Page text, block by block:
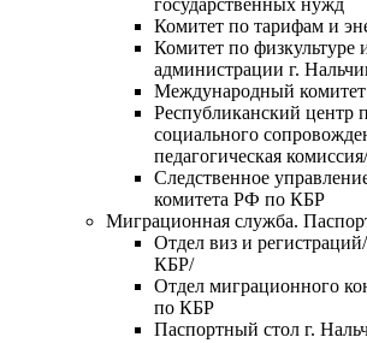
Комитет по тарифам и
Комитет по физкультуре
администрации г.
Международный комитет
Республиканский центр
социального
педагогическая комиссия/
Следственное
комитета РФ по КБР
Миграционная служба.
Отдел виз и
КБР/
Отдел миграционного
по КБР
Паспортный стол г.